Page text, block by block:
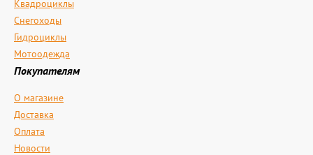
Квадроциклы
Снегоходы
Гидроциклы
Мотоодежда
Покупателям
О магазине
Доставка
Оплата
Новости